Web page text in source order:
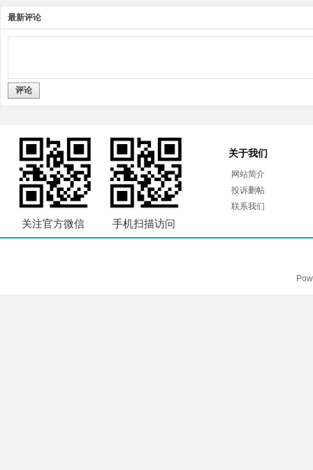
最新评论
评论
关注官方微信 手机扫描访问
关于我们
网站简介
投诉删帖
联系我们